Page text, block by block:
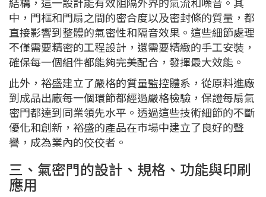
中，門框和門扇之間的密合度以及密封條的質量，都
直接影響到整體的氣密性和隔音效果。這些細節處理
不僅需要精密的工程設計，還需要精緻的手工安裝，
確保每一個組件都能夠完美配合，發揮最大效能。
此外，裕盛建立了嚴格的質量監控體系，從原料進廠
到成品出廠每一個環節都經過嚴格檢驗，保證每扇氣
密門都達到同業領先水平。透過這些技術細節的不斷
優化和創新，裕盛的產品在市場中建立了良好的聲
譽，成為業內的佼佼者。
三、氣密門的設計、規格、功能與印刷
應用